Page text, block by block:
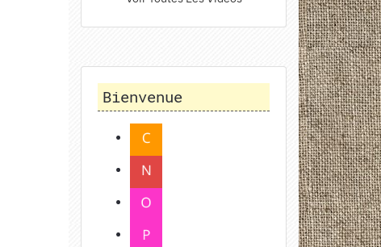
Bienvenue